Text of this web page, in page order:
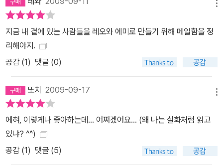
마의 섬에 수감된 주인공의 탈옥을 도운 바로 그 파도이기도 하다.
“반란을 일으키듯” 이전의 모든 것을 뒤흔들고 전복시킨 다음 새로
만들어놓는 일곱번째 파도는, 삶과 사랑에 비추어보면 터닝 포인트,
어떤 결정적 순간을 의미한다. 단 한 번의 사건인 사랑을 완성하기 위
해서는 절대 놓쳐선 안 되는. 에미와 레오에게 말한다. 일곱번째 파도
가 지나간 뒤 더 좋아질지 나빠질지는 그 파도에 온전히 몸을 내맡긴
사람들만이 알 수 있는 것이므로 이제는 모험을 해야 한다고, 번번이
지나쳐버린 일곱번째 파도를 이번엔 놓쳐선 안 된다고. 과연, 그들은
사랑을 위해 일곱번째 파도에 뛰어들 수 있을까? 수많은 낮과 밤으로
메일을 주고받고 여섯 번의 만남이 이어지는 동안, 에미와 레오는 이
성과 열정 사이에서 끊임없이 머뭇거린다. 때로는 장난스럽게, 때로
지금 내 곁에 있는 사람들을 레오와 에미로 만들기 위해 메일함을 정
리해야지.
공감 (1) 댓글 (0)
또치 2009-09-17
에혀, 이렇게나 좋아하는데... 어쩌겠어요... (왜 나는 실화처럼 읽고
있냐? ^^)
공감 (1) 댓글 (5)